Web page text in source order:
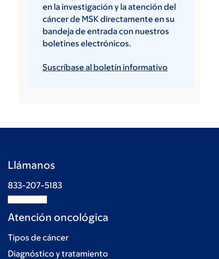
en la investigación y la atención del
cáncer de MSK directamente en su
bandeja de entrada con nuestros
boletines electrónicos.
Suscríbase al boletín informativo
Llámanos
833-207-5183
Atención oncológica
Tipos de cáncer
Diagnóstico y tratamiento